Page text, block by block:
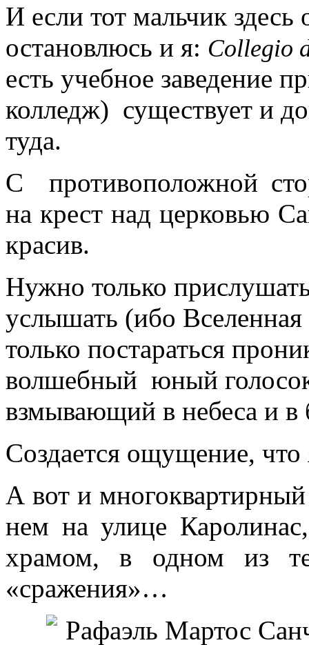
И если тот мальчик здесь
остановлюсь и я: Collegio
есть учебное заведение
колледж) существует и
туда.
С противоположной
на крест над церковью
красив.
Нужно только
услышать (ибо
только постараться
волшебный юный
взмывающий в небеса и в
Создается ощущение,
А вот и
нем на улице
храмом, в одном из
«сражения»…